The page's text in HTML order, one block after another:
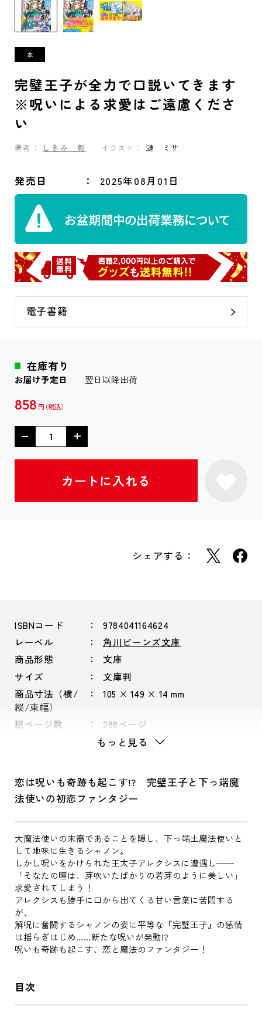
完璧王子が全力で口説いてきます
※呪いによる求愛はご遠慮くださ
い
著者： しきみ 彰 イラスト： 漣 ミサ
発売日 2025年08月01日
電子書籍
在庫有り
お届け予定日 翌日以降出荷
858 円
シェアする：
ISBNコード
9784041164624
レーベル
角川ビーンズ文庫
商品形態
文庫
サイズ
文庫判
商品寸法（横/
縦/束幅）
105 × 149 × 14 mm
総ページ数 288ページ
もっと見る
恋は呪いも奇跡も起こす!? 完璧王子と下っ端魔
法使いの初恋ファンタジー
大魔法使いの末裔であることを隠し、下っ端土魔法使いと
して地味に生きるシャノン。
しかし呪いをかけられた王太子アレクシスに遭遇し――
「そなたの瞳は、芽吹いたばかりの若芽のように美しい」
求愛されてしまう！
アレクシスも勝手に口から出てくる甘い言葉に苦悶する
が、
解呪に奮闘するシャノンの姿に平等な『完璧王子』の感情
は揺らぎはじめ……新たな呪いが発動!?
呪いも奇跡も起こす、恋と魔法のファンタジー！
目次